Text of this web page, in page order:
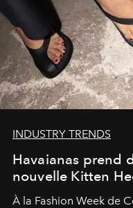
INDUSTRY TRENDS
Havaianas prend
nouvelle Kitten
À la Fashion Week de